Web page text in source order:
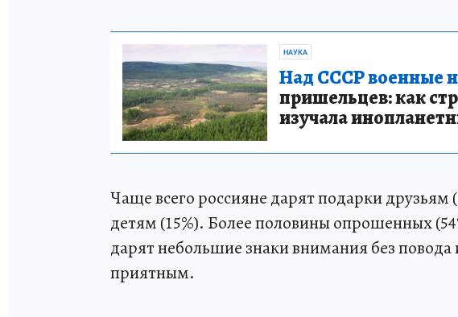
НАУКА
Над СССР военные
пришельцев: как
изучала
Чаще всего россияне дарят подарки друзьям
детям (15%). Более половины опрошенных
дарят небольшие знаки внимания без
приятным.